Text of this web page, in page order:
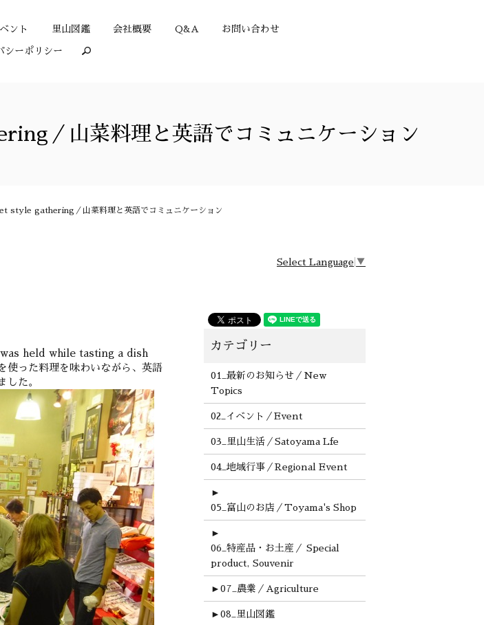
ント 里山図鑑 会社概要 Q&A お問い合わせ
シーポリシー search
／山菜料理と英語でコミュニケーション
gathering／山菜料理と英語でコミュニケーション
Select Language ▼
held while tasting a dish
った料理を味わいながら、英語
した。
01_最新のお知らせ／New
Topics
02_イベント／Event
03_里山生活／Satoyama Lfe
04_地域行事／Regional Event
►
05_富山のお店／Toyama's Shop
►
06_特産品・お土産／ Special
product, Souvenir
► 07_農業／Agriculture
► 08_里山図鑑